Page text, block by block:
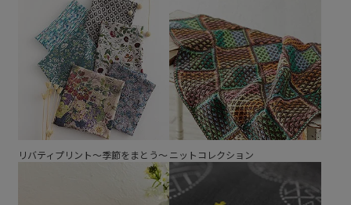
リバティプリント～季節をまとう～ ニットコレクション